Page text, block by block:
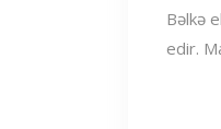
Bəlkə
edir.